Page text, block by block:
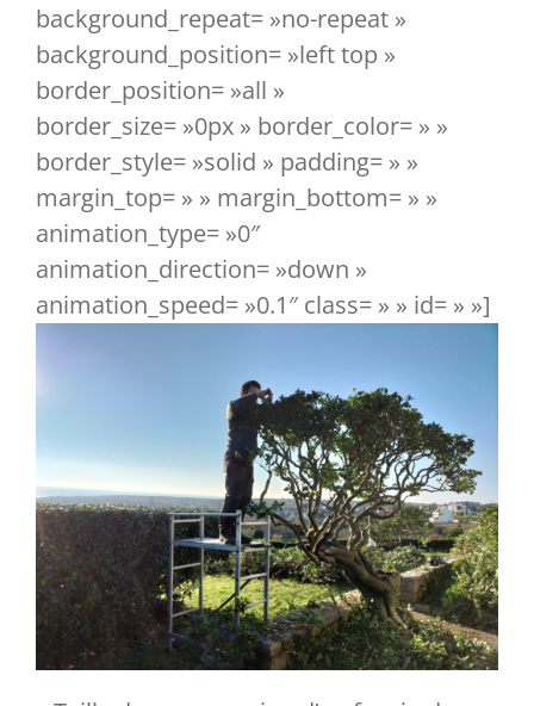
background_repeat= »no-repeat »
background_position= »left top »
border_position= »all »
border_size= »0px » border_color= » »
border_style= »solid » padding= » »
margin_top= » » margin_bottom= » »
animation_type= »0″
animation_direction= »down »
animation_speed= »0.1″ class= » » id= » »]